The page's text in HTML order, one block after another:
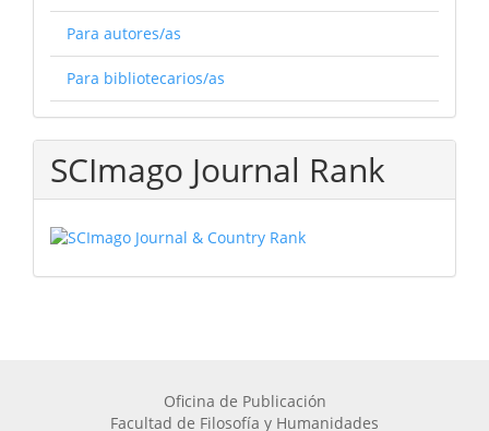
Para autores/as
Para bibliotecarios/as
SCImago Journal Rank
Oficina de Publicación
Facultad de Filosofía y Humanidades